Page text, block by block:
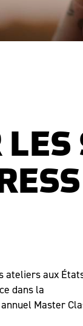
ateliers aux
dans la
Master